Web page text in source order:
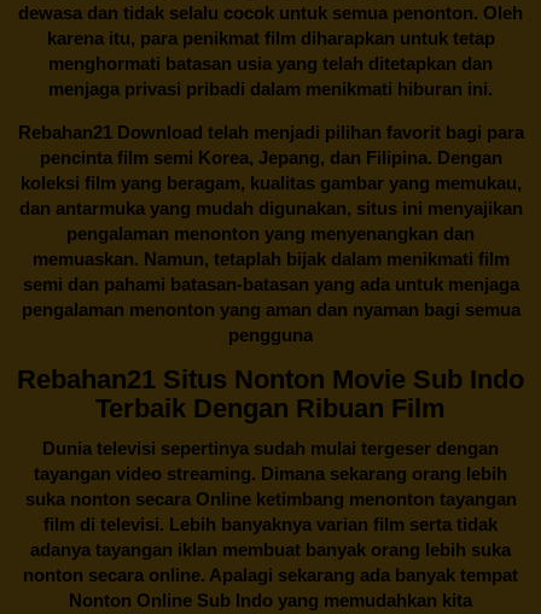
dewasa dan tidak selalu cocok untuk semua penonton. Oleh
karena itu, para penikmat film diharapkan untuk tetap
menghormati batasan usia yang telah ditetapkan dan
menjaga privasi pribadi dalam menikmati hiburan ini.
Rebahan21Download telah menjadi pilihan favorit bagi para
pencinta film semi Korea, Jepang, dan Filipina. Dengan
koleksi film yang beragam, kualitas gambar yang memukau,
dan antarmuka yang mudah digunakan, situs ini menyajikan
pengalaman menonton yang menyenangkan dan
memuaskan. Namun, tetaplah bijak dalam menikmati film
semi dan pahami batasan-batasan yang ada untuk menjaga
pengalaman menonton yang aman dan nyaman bagi semua
pengguna
Rebahan21 Situs Nonton Movie Sub Indo
Terbaik Dengan Ribuan Film
Dunia televisi sepertinya sudah mulai tergeser dengan
tayangan video streaming. Dimana sekarang orang lebih
suka nonton secara Online ketimbang menonton tayangan
film di televisi. Lebih banyaknya varian film serta tidak
adanya tayangan iklan membuat banyak orang lebih suka
nonton secara online. Apalagi sekarang ada banyak tempat
Nonton Online Sub Indo yang memudahkan kita